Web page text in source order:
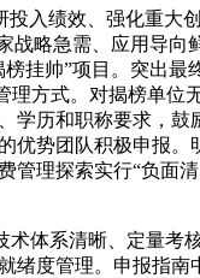
投入绩效、强化重大
战略急需、应用导向
挂帅”项目。突出最
理方式。对揭榜单位
学历和职称要求，鼓
优势团队积极申报。
管理探索实行“负面清
术体系清晰、定量考
绪度管理。申报指南